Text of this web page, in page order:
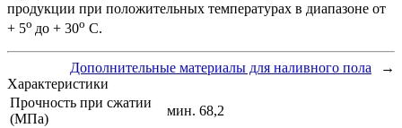
продукции при положительных температурах в диапазоне от
+ 5о до + 30о С.
Дополнительные материалы для наливного пола
→
Характеристики
Прочность при сжатии
(МПа)
мин. 68,2